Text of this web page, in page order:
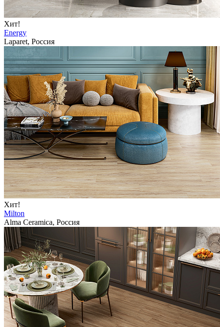
Хит!
Energy
Laparet, Россия
Хит!
Milton
Alma Ceramica, Россия